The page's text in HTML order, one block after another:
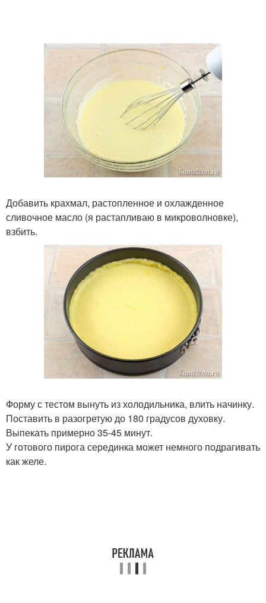
Добавить крахмал, растопленное и охлажденное
сливочное масло (я растапливаю в микроволновке),
взбить.
Форму с тестом вынуть из холодильника, влить начинку.
Поставить в разогретую до 180 градусов духовку.
Выпекать примерно 35-45 минут.
У готового пирога серединка может немного подрагивать
как желе.